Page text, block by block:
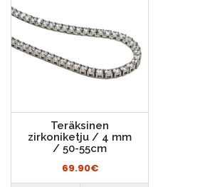
Teräksinen
zirkoniketju / 4 mm
/ 50-55cm
69.90€